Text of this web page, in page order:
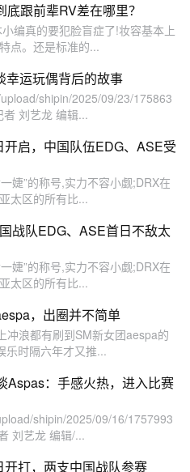
底跟前辈RV差在哪里？
编真的要犯脸盲症了!妆容基本上
点。还是标准的...
幸运玩偶背后的故事
shipin/2025/09/23/175863
刘艺龙 编辑...
启，中国队伍EDG、ASE受
婕”的称号,实力不容小觑;DRX在
太区的所有比...
战队EDG、ASE首日不敌太
婕”的称号,实力不容小觑;DRX在
太区的所有比...
，出圈并不简单
冲浪都有刷到SM新女团aespa的
乐时隔六年才又推...
Aspas：手感火热，进入比赛
shipin/2025/09/16/1757993
刘艺龙 编辑/...
打，两支中国战队参赛